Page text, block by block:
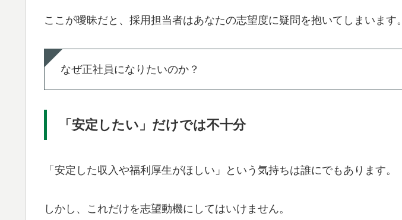
ここが曖昧だと、採用担当者はあなたの志望度に疑問を抱いてしまいます。
なぜ正社員になりたいのか？
「安定したい」だけでは不十分
「安定した収入や福利厚生がほしい」という気持ちは誰にでもあります。
しかし、これだけを志望動機にしてはいけません。